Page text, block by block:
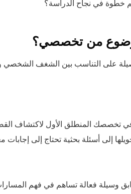
من تخصصي؟
على التناسب بين الشغف الشخصي
تخصصك المنطلق الأول لاكتشاف
إلى أسئلة بحثية تحتاج إلى إجابات
وسيلة فعالة تساهم في فهم